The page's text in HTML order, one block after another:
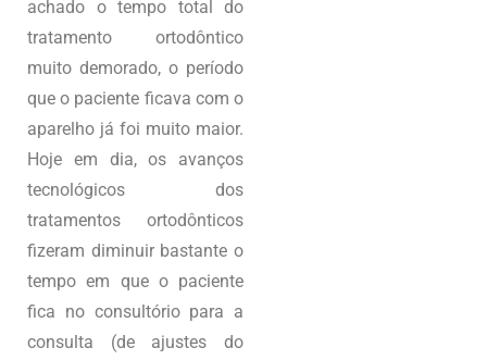
achado o tempo total do
tratamento ortodôntico
muito demorado, o período
que o paciente ficava com o
aparelho já foi muito maior.
Hoje em dia, os avanços
tecnológicos dos
tratamentos ortodônticos
fizeram diminuir bastante o
tempo em que o paciente
fica no consultório para a
consulta (de ajustes do